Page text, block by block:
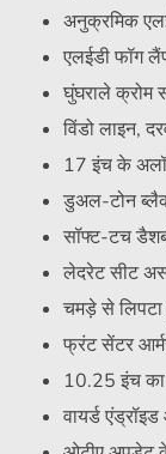
अनुक्रमिक
एलईडी फॉग
घुंघराले क्रोम
विंडो लाइन,
17 इंच के
डुअल-टोन
सॉफ्ट-टच
लेदरेट सीट
चमड़े से लिपटा
फ्रंट सेंटर
10.25 इंच
वायर्ड